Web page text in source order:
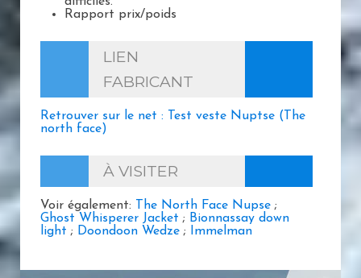
Rapport prix/poids
LIEN
FABRICANT
Retrouver sur le net : Test veste Nuptse (The
north face)
À VISITER
Voir également: The North Face Nupse ;
Ghost Whisperer Jacket ; Bionnassay down
light ; Doondoon Wedze ; Immelman